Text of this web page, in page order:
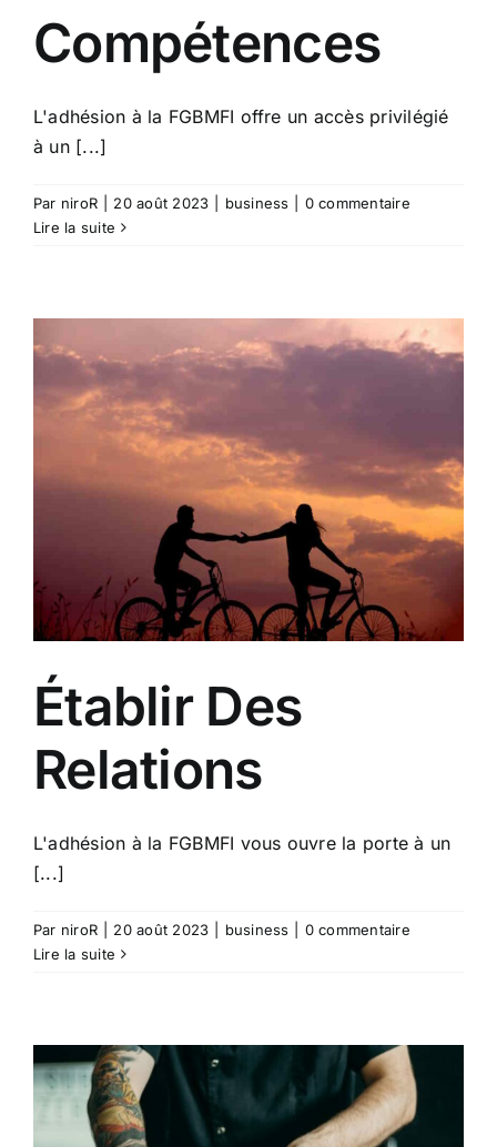
Compétences
L'adhésion à la FGBMFI offre un accès privilégié
à un [...]
Par niroR 20 août 2023 business
0 commentaire
Lire la suite
Établir Des
Relations
L'adhésion à la FGBMFI vous ouvre la porte à un
[...]
Par niroR 20 août 2023 business
0 commentaire
Lire la suite